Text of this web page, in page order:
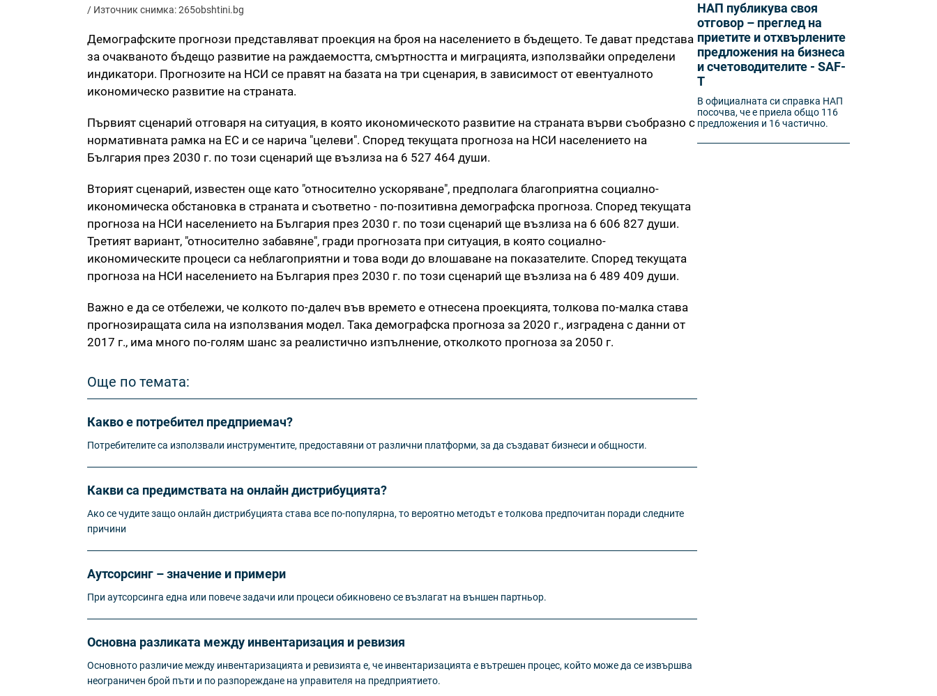
/ Източник снимка: 265obshtini.bg
Демографските прогнози представляват проекция на броя на населението в бъдещето. Те дават представа
за очакваното бъдещо развитие на раждаемостта, смъртността и миграцията, използвайки определени
индикатори. Прогнозите на НСИ се правят на базата на три сценария, в зависимост от евентуалното
икономическо развитие на страната.
Първият сценарий отговаря на ситуация, в която икономическото развитие на страната върви съобразно с
нормативната рамка на ЕС и се нарича "целеви". Според текущата прогноза на НСИ населението на
България през 2030 г. по този сценарий ще възлиза на 6 527 464 души.
Вторият сценарий, известен още като "относително ускоряване", предполага благоприятна социално-
икономическа обстановка в страната и съответно - по-позитивна демографска прогноза. Според текущата
прогноза на НСИ населението на България през 2030 г. по този сценарий ще възлиза на 6 606 827 души.
Третият вариант, "относително забавяне", гради прогнозата при ситуация, в която социално-
икономическите процеси са неблагоприятни и това води до влошаване на показателите. Според текущата
прогноза на НСИ населението на България през 2030 г. по този сценарий ще възлиза на 6 489 409 души.
Важно е да се отбележи, че колкото по-далеч във времето е отнесена проекцията, толкова по-малка става
прогнозиращата сила на използвания модел. Така демографска прогноза за 2020 г., изградена с данни от
2017 г., има много по-голям шанс за реалистично изпълнение, отколкото прогноза за 2050 г.
Още по темата:
Какво е потребител предприемач?
Потребителите са използвали инструментите, предоставяни от различни платформи, за да създават бизнеси и общности.
Какви са предимствата на онлайн дистрибуцията?
Ако се чудите защо онлайн дистрибуцията става все по-популярна, то вероятно методът е толкова предпочитан поради следните
причини
Аутсорсинг – значение и примери
При аутсорсинга една или повече задачи или процеси обикновено се възлагат на външен партньор.
Основна разликата между инвентаризация и ревизия
Основното различие между инвентаризацията и ревизията е, че инвентаризацията е вътрешен процес, който може да се извършва
неограничен брой пъти и по разпореждане на управителя на предприятието.
НАП публикува своя
отговор – преглед на
приетите и отхвърлените
предложения на бизнеса
и счетоводителите - SAF-
T
В официалната си справка НАП
посочва, че е приела общо 116
предложения и 16 частично.